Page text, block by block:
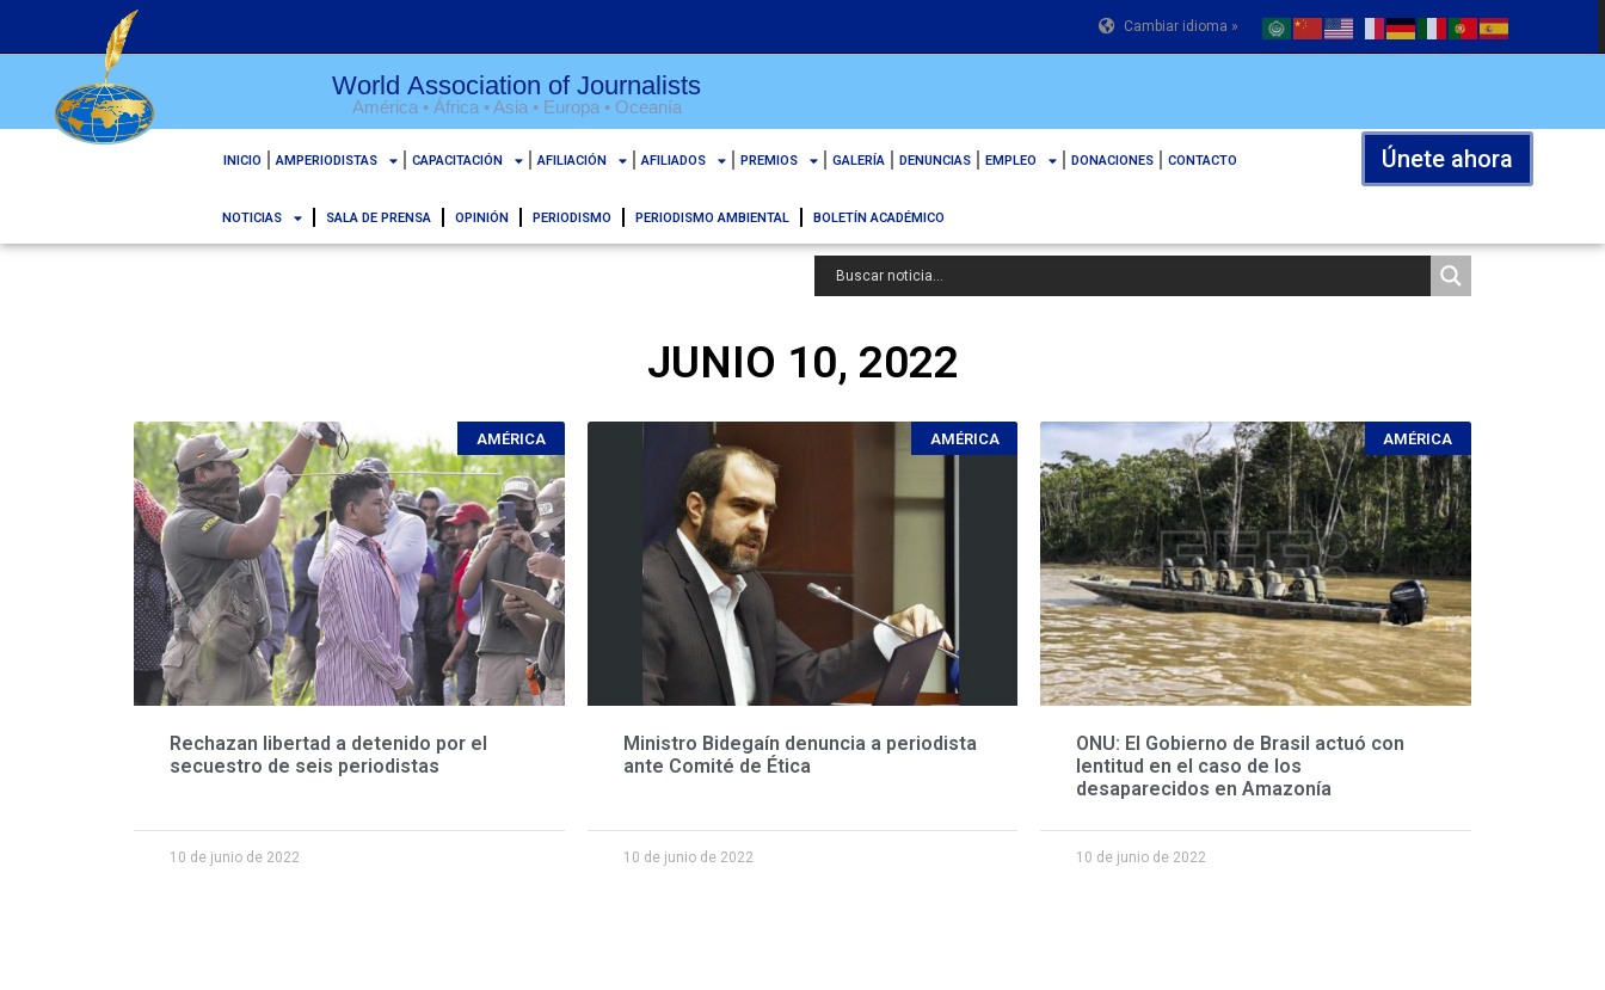
Cambiar idioma »
World Association of Journalists
Association Mondiale des Journalistes
América • África • Asia • Europa • Oceanía
INICIO AMPERIODISTAS CAPACITACIÓN AFILIACIÓN AFILIADOS PREMIOS GALERÍA DENUNCIAS EMPLEO DONACIONES CONTACTO Únete ahora
NOTICIAS SALA DE PRENSA OPINIÓN PERIODISMO PERIODISMO AMBIENTAL BOLETÍN ACADÉMICO
JUNIO 10, 2022
AMÉRICA
Rechazan libertad a detenido por el
secuestro de seis periodistas
10 de junio de 2022
AMÉRICA
Ministro Bidegaín denuncia a periodista
ante Comité de Ética
10 de junio de 2022
AMÉRICA
ONU: El Gobierno de Brasil actuó con
lentitud en el caso de los
desaparecidos en Amazonía
10 de junio de 2022